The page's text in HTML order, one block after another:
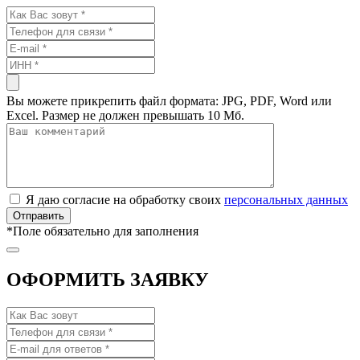
Вы можете прикрепить файл формата: JPG, PDF, Word или
Excel. Размер не должен превышать 10 Мб.
Я даю согласие на обработку своих персональных данных
*Поле обязательно для заполнения
ОФОРМИТЬ ЗАЯВКУ